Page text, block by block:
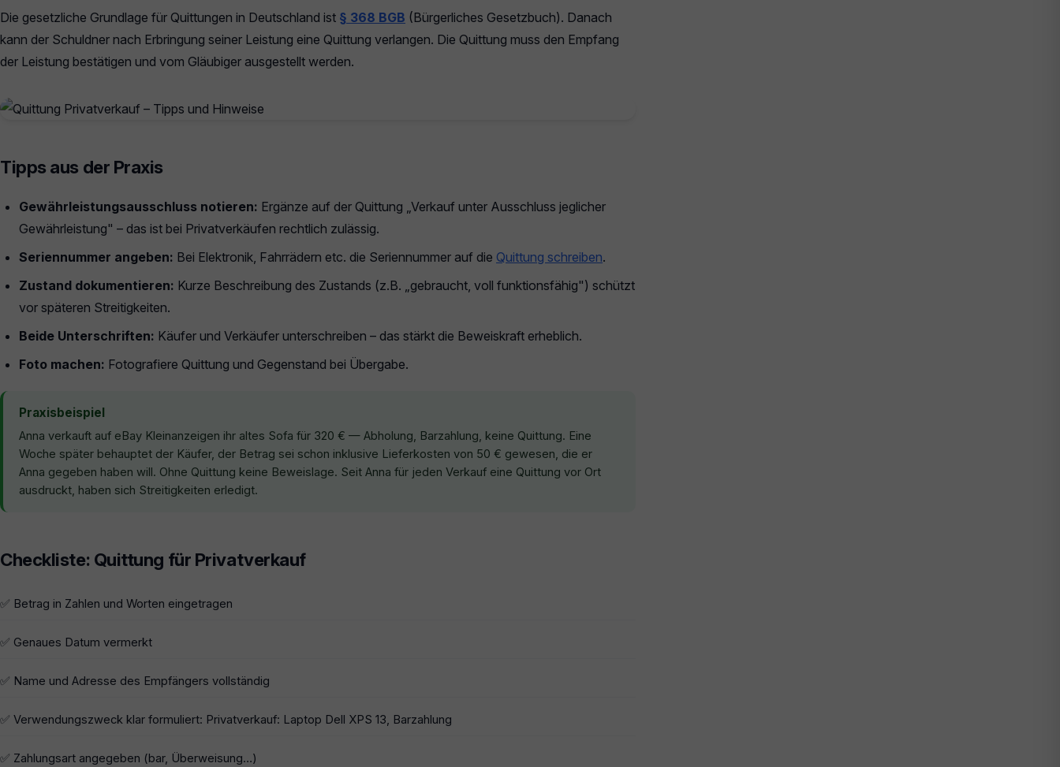
Die gesetzliche Grundlage für Quittungen in Deutschland ist § 368 BGB (Bürgerliches Gesetzbuch). Danach
kann der Schuldner nach Erbringung seiner Leistung eine Quittung verlangen. Die Quittung muss den Empfang
der Leistung bestätigen und vom Gläubiger ausgestellt werden.
Tipps aus der Praxis
Gewährleistungsausschluss notieren: Ergänze auf der Quittung „Verkauf unter Ausschluss jeglicher
Gewährleistung" – das ist bei Privatverkäufen rechtlich zulässig.
Seriennummer angeben: Bei Elektronik, Fahrrädern etc. die Seriennummer auf die Quittung schreiben.
Zustand dokumentieren: Kurze Beschreibung des Zustands (z.B. „gebraucht, voll funktionsfähig") schützt
vor späteren Streitigkeiten.
Beide Unterschriften: Käufer und Verkäufer unterschreiben – das stärkt die Beweiskraft erheblich.
Foto machen: Fotografiere Quittung und Gegenstand bei Übergabe.
Praxisbeispiel
Anna verkauft auf eBay Kleinanzeigen ihr altes Sofa für 320 € — Abholung, Barzahlung, keine Quittung. Eine
Woche später behauptet der Käufer, der Betrag sei schon inklusive Lieferkosten von 50 € gewesen, die er
Anna gegeben haben will. Ohne Quittung keine Beweislage. Seit Anna für jeden Verkauf eine Quittung vor Ort
ausdruckt, haben sich Streitigkeiten erledigt.
Checkliste: Quittung für Privatverkauf
✅ Betrag in Zahlen und Worten eingetragen
✅ Genaues Datum vermerkt
✅ Name und Adresse des Empfängers vollständig
✅ Verwendungszweck klar formuliert: Privatverkauf: Laptop Dell XPS 13, Barzahlung
✅ Zahlungsart angegeben (bar, Überweisung…)